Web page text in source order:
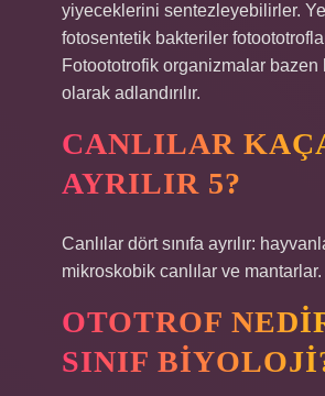
yiyeceklerini sentezleyebilirler.
fotosentetik bakteriler
Fotoototrofik organizmalar bazen
olarak adlandırılır.
CANLILAR
AYRILIR 5?
Canlılar dört sınıfa ayrılır:
mikroskobik canlılar ve mantarlar.
OTOTROF
SINIF